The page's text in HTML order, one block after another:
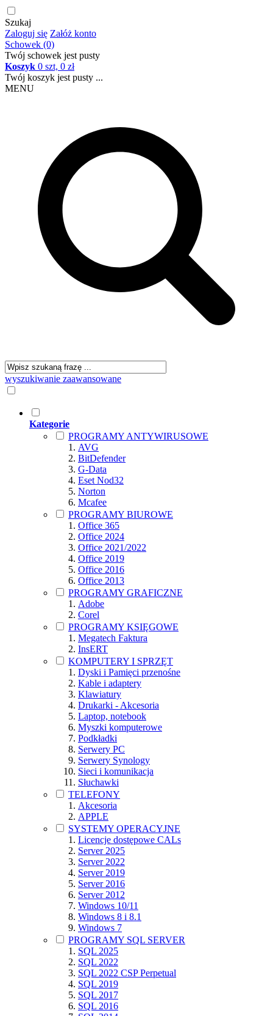
Szukaj
Zaloguj się Załóż konto
Schowek (0)
Twój schowek jest pusty
Koszyk 0 szt, 0 zł
Twój koszyk jest pusty ...
MENU
wyszukiwanie zaawansowane
Kategorie
PROGRAMY ANTYWIRUSOWE
AVG
BitDefender
G-Data
Eset Nod32
Norton
Mcafee
PROGRAMY BIUROWE
Office 365
Office 2024
Office 2021/2022
Office 2019
Office 2016
Office 2013
PROGRAMY GRAFICZNE
Adobe
Corel
PROGRAMY KSIĘGOWE
Megatech Faktura
InsERT
KOMPUTERY I SPRZĘT
Dyski i Pamięci przenośne
Kable i adaptery
Klawiatury
Drukarki - Akcesoria
Laptop, notebook
Myszki komputerowe
Podkładki
Serwery PC
Serwery Synology
Sieci i komunikacja
Słuchawki
TELEFONY
Akcesoria
APPLE
SYSTEMY OPERACYJNE
Licencje dostępowe CALs
Server 2025
Server 2022
Server 2019
Server 2016
Server 2012
Windows 10/11
Windows 8 i 8.1
Windows 7
PROGRAMY SQL SERVER
SQL 2025
SQL 2022
SQL 2022 CSP Perpetual
SQL 2019
SQL 2017
SQL 2016